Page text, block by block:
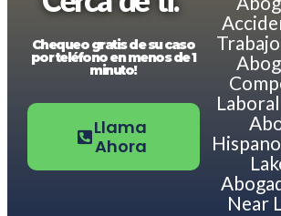
Chequeo gratis de su caso
por teléfono en menos de 1
minuto!
Llama
Ahora
Near